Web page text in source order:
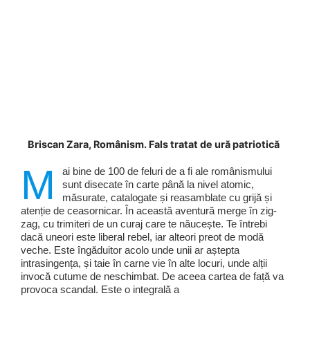
Briscan Zara, Românism. Fals tratat de ură patriotică
M
ai bine de 100 de feluri de a fi ale românismului
sunt disecate în carte până la nivel atomic,
măsurate, catalogate și reasamblate cu grijă și
atenție de ceasornicar. În această aventură merge în zig-
zag, cu trimiteri de un curaj care te năucește. Te întrebi
dacă uneori este liberal rebel, iar alteori preot de modă
veche. Este îngăduitor acolo unde unii ar aștepta
intrasingența, și taie în carne vie în alte locuri, unde alții
invocă cutume de neschimbat. De aceea cartea de față va
provoca scandal. Este o integrală a